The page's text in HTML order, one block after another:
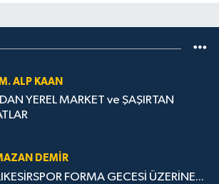
ALP KAAN
YEREL MARKET ve ŞAŞIRTAN
DEMİR
FORMA GECESİ ÜZERİNE...